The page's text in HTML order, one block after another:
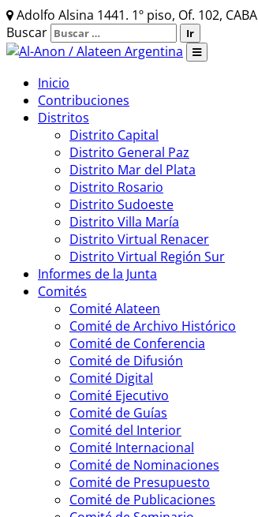
Adolfo Alsina 1441. 1º piso, Of. 102, CABA
Buscar
Inicio
Contribuciones
Distritos
Distrito Capital
Distrito General Paz
Distrito Mar del Plata
Distrito Rosario
Distrito Sudoeste
Distrito Villa María
Distrito Virtual Renacer
Distrito Virtual Región Sur
Informes de la Junta
Comités
Comité Alateen
Comité de Archivo Histórico
Comité de Conferencia
Comité de Difusión
Comité Digital
Comité Ejecutivo
Comité de Guías
Comité del Interior
Comité Internacional
Comité de Nominaciones
Comité de Presupuesto
Comité de Publicaciones